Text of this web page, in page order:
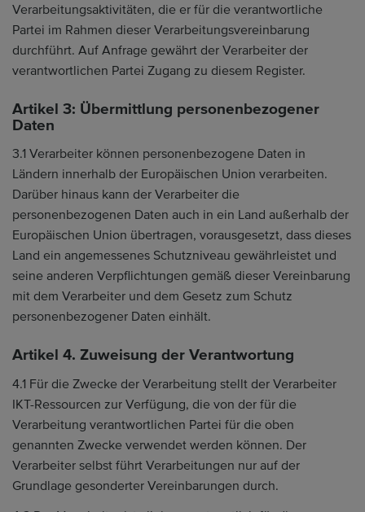
Verarbeitungsaktivitäten, die er für die verantwortliche
Partei im Rahmen dieser Verarbeitungsvereinbarung
durchführt. Auf Anfrage gewährt der Verarbeiter der
verantwortlichen Partei Zugang zu diesem Register.
Artikel 3: Übermittlung personenbezogener
Daten
3.1 Verarbeiter können personenbezogene Daten in
Ländern innerhalb der Europäischen Union verarbeiten.
Darüber hinaus kann der Verarbeiter die
personenbezogenen Daten auch in ein Land außerhalb der
Europäischen Union übertragen, vorausgesetzt, dass dieses
Land ein angemessenes Schutzniveau gewährleistet und
seine anderen Verpflichtungen gemäß dieser Vereinbarung
mit dem Verarbeiter und dem Gesetz zum Schutz
personenbezogener Daten einhält.
Artikel 4. Zuweisung der Verantwortung
4.1 Für die Zwecke der Verarbeitung stellt der Verarbeiter
IKT-Ressourcen zur Verfügung, die von der für die
Verarbeitung verantwortlichen Partei für die oben
genannten Zwecke verwendet werden können. Der
Verarbeiter selbst führt Verarbeitungen nur auf der
Grundlage gesonderter Vereinbarungen durch.